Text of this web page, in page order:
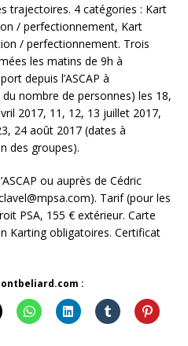
trajectoires. 4 catégories : Kart
/ perfectionnement, Kart
/ perfectionnement. Trois
les matins de 9h à
depuis l’ASCAP à
nombre de personnes) les 18,
2017, 11, 12, 13 juillet 2017,
24 août 2017 (dates à
des groupes).
ou auprès de Cédric
Tarif (pour les
PSA, 155 € extérieur. Carte
Karting obligatoires. Certificat
: